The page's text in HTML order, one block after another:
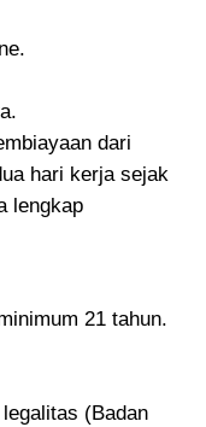
dari
hari kerja sejak
lengkap
21 tahun.
(Badan